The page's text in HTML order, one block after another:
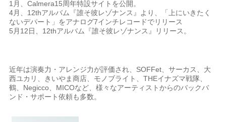
1 月、Calmera15 周年特設サイトを公開。
4月、 12thアルバム『誰そ彼レゾナンス』より、「上にいきたく
ないデパート」をアナログ7インチレコードでリリース
5 月 12日、 12thアルバム『誰そ彼レゾナンス』リリース。
近年は演奏力・アレンジ力が評価され、SOFFet、サーカス、大
西ユカリ、きいやま商店、モノブライト、THEイナズマ戦隊、
鶴、Negicco、MICOなど、様々なアーティストからのバックバ
ンド・サポート依頼も多数。